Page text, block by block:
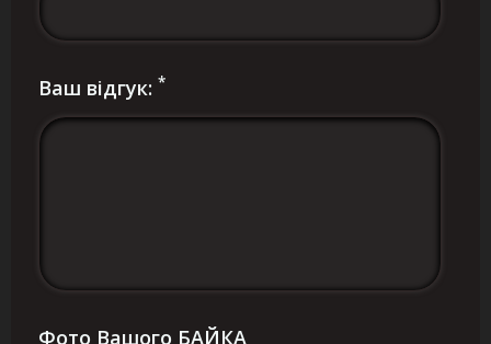
Ваш відгук: *
Фото Вашого БАЙКА